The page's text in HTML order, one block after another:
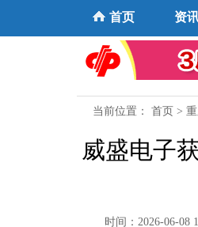
首页 资
当前位置： 首页 >
威盛电子
时间：2026-06-08